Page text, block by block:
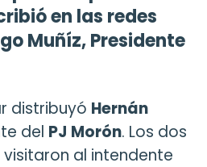
en las redes
Muñíz, Presidente
distribuyó Hernán
del PJ Morón. Los dos
al intendente